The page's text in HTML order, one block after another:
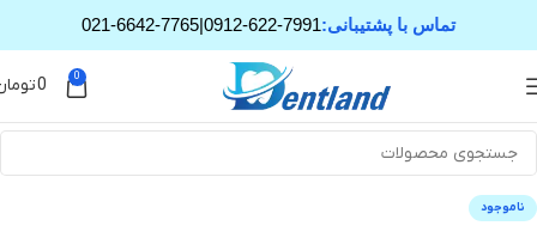
تماس با پشتیبانی:0912-622-7991
|
021-6642-7765
0
0
ناموجود